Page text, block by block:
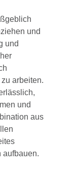
und
und
arbeiten.
und
aus
aufbauen.